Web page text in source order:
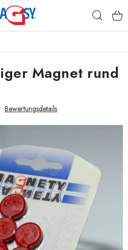
Datenschutzerklärung
Impressum
Magnet rund
Bewertungsdetails